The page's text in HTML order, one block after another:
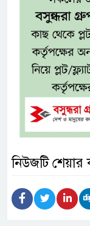
নিউজটি